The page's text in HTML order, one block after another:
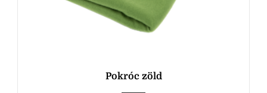
Pokróc zöld